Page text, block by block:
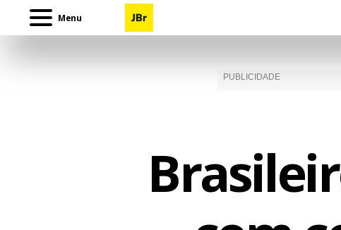
Menu